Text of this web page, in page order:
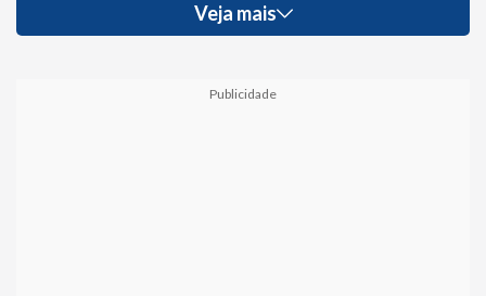
Veja mais
Publicidade